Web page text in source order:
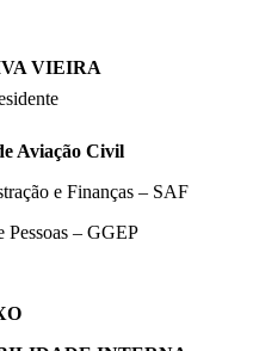
VIEIRA
Aviação Civil
e Finanças – SAF
Pessoas – GGEP